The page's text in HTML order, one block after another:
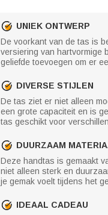
UNIEK ONTWERP
De voorkant van de tas is
versiering van hartvormige
geliefde toevoegen om er
DIVERSE STIJLEN
De tas ziet er niet alleen
een grote capaciteit en is
tas geschikt voor
DUURZAAM
Deze handtas is gemaakt
niet alleen sterk en
je gemak voelt tijdens het
IDEAAL CADEAU